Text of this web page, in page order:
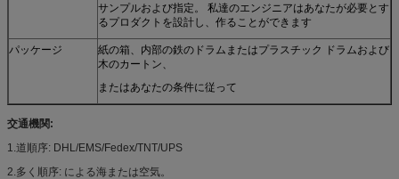
サンプルおよび指定。 私達のエンジニアはあなたが必要とす
るプロダクトを設計し、作ることができます
パッケージ
紙の箱、内部の鉄のドラムまたはプラスチック ドラムおよび
木のカートン、
またはあなたの条件に従って
交通機関:
1.道順序: DHL/EMS/Fedex/TNT/UPS
2.多く順序: による海または空気。